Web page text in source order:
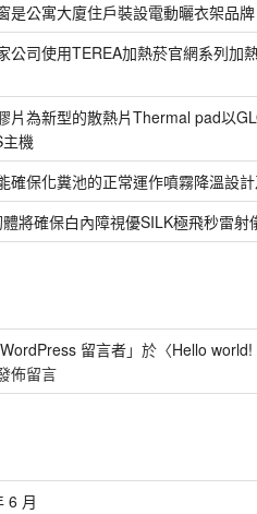
是公寓大廈住戶裝設電動曬衣架品牌
公司使用TEREA加熱菸官網系列加
片為新型的散熱片Thermal pad以
機
確保化糞池的正常運作噴霧降溫設
將確保白內障視優SILK極飛秒雷射
留言者」於〈Hello world!
佈留言
6 月